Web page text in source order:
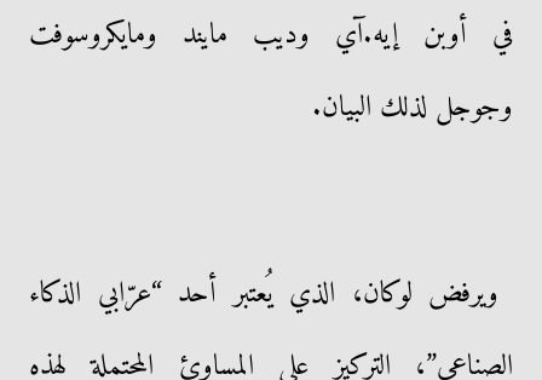
في أوبن إيه.آي وديب مايند ومايكروسوفت
وجوجل لذلك البيان.
ويرفض لوكان، الذي يُعتبر أحد “عرّابي الذكاء
الصناعي”، التركيز على المساوئ المحتملة لهذه